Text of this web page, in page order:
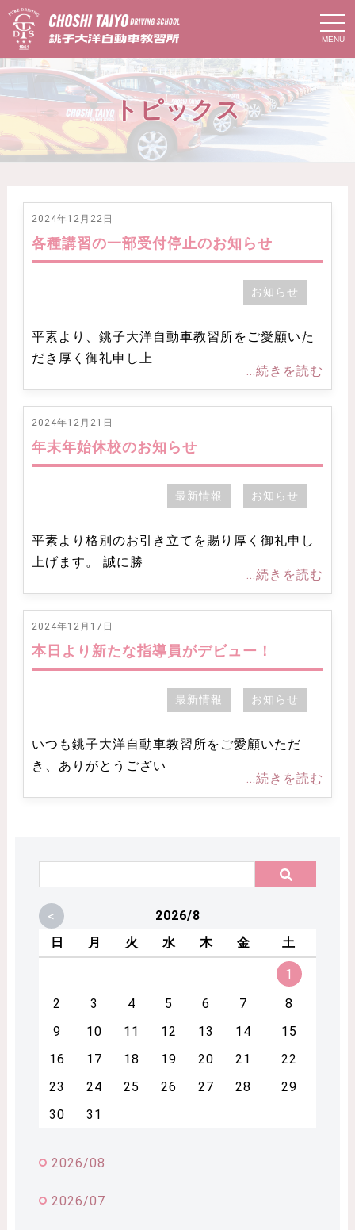
t
o
g
g
e
トピックス
2024年12月22日
各種講習の一部受付停止のお知らせ
お知らせ
平素より、銚子大洋自動車教習所をご愛顧いた
だき厚く御礼申し上
...続きを読む
2024年12月21日
年末年始休校のお知らせ
最新情報 お知らせ
平素より格別のお引き立てを賜り厚く御礼申し
上げます。 誠に勝
...続きを読む
2024年12月17日
本日より新たな指導員がデビュー！
最新情報 お知らせ
いつも銚子大洋自動車教習所をご愛顧いただ
き、ありがとうござい
...続きを読む
<
2026/8
日
月 火 水 木 金 土
1
2
3 4 5 6 7
8
9
10 11 12 13 14
15
16
17 18 19 20 21
22
23
24 25 26 27 28
29
30
31
2026/08
2026/07